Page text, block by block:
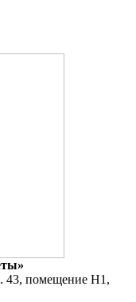
43, помещение Н1,